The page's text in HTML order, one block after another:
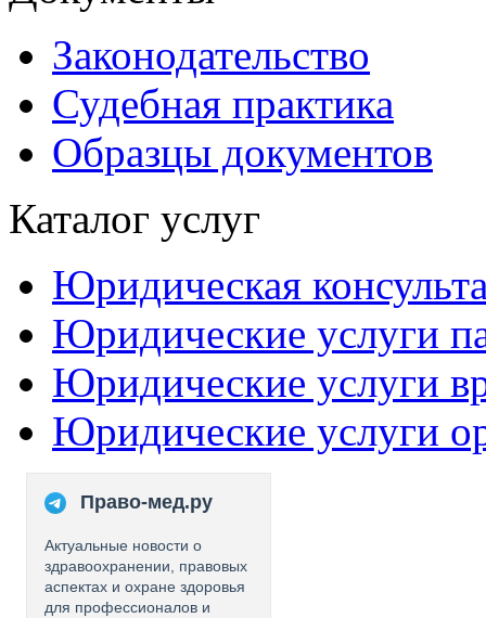
Законодательство
Судебная практика
Образцы документов
Каталог услуг
Юридическая
Юридические услуги
Юридические услуги
Юридические услуги
Право-мед.ру
Актуальные новости о
здравоохранении, правовых
аспектах и охране здоровья
для профессионалов и